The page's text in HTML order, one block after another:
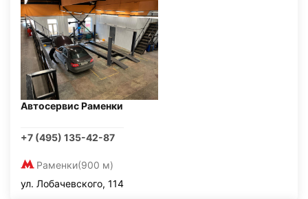
Автосервис Раменки
+7 (495) 135-42-87
Раменки(900 м)
ул. Лобачевского, 114